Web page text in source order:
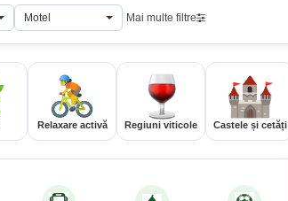
Motel Mai multe filtre
Relaxare activă Regiuni viticole Castele și cetăți